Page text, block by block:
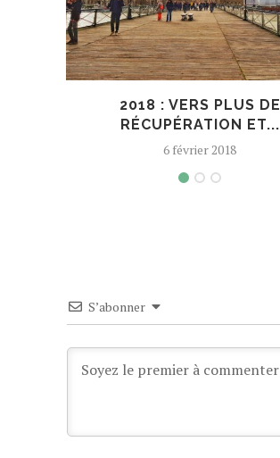
2018 : VERS PLUS DE
RÉCUPÉRATION ET...
6 février 2018
S’abonner